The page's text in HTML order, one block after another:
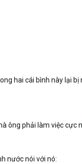
hai cái bình này lại
ông phải làm việc cực
nước nói với nó: